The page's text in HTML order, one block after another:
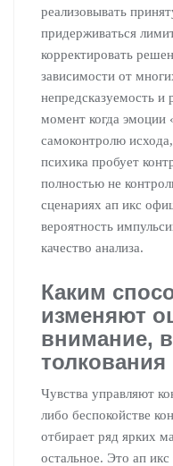
реализовывать
придерживаться
корректировать
зависимости от
непредсказуемость
момент когда эмоции
самоконтролю
психика пробует
полностью не
сценариях ап икс
вероятность
качество анализа.
Каким
изменяют
внимание,
толкования
Чувства управляют
либо беспокойстве
отбирает ряд ярких
остальное. Это ап